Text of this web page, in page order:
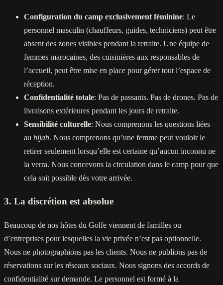
Configuration du camp exclusivement féminine: Le
personnel masculin (chauffeurs, guides, techniciens) peut être
absent des zones visibles pendant la retraite. Une équipe de
femmes marocaines, des cuisinières aux responsables de
l’accueil, peut être mise en place pour gérer tout l’espace de
réception.
Confidentialité totale: Pas de passants. Pas de drones. Pas de
livraisons extérieures pendant les jours de retraite.
Sensibilité culturelle: Nous comprenons les questions liées
au hijab. Nous comprenons qu’une femme peut vouloir le
retirer seulement lorsqu’elle est certaine qu’aucun inconnu ne
la verra. Nous concevons la circulation dans le camp pour que
cela soit possible dès votre arrivée.
3. La discrétion est absolue
Beaucoup de nos hôtes du Golfe viennent de familles ou
d’entreprises pour lesquelles la vie privée n’est pas optionnelle.
Nous ne photographions pas les clients. Nous ne publions pas de
réservations sur les réseaux sociaux. Nous signons des accords de
confidentialité sur demande. Le personnel est formé à la